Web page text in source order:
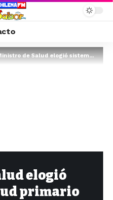
de Salud elogió sistema de salud primario de San Antonio
elogió
primario